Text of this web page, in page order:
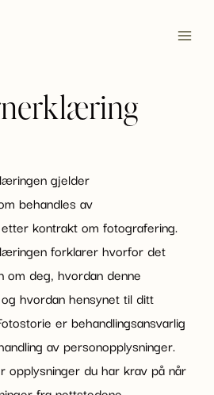
gjelder
behandles av
kontrakt om fotografering.
forklarer hvorfor det
om deg, hvordan denne
hvordan hensynet til ditt
er behandlingsansvarlig
av personopplysninger.
opplysninger du har krav på når